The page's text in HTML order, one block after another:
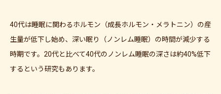
40代は睡眠に関わるホルモン（成長ホルモン・メラトニン）の産
生量が低下し始め、深い眠り（ノンレム睡眠）の時間が減少する
時期です。20代と比べて40代のノンレム睡眠の深さは約40%低下
するという研究もあります。